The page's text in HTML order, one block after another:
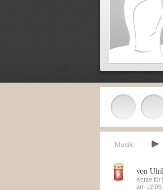
Musik:
von
Kerze für
am